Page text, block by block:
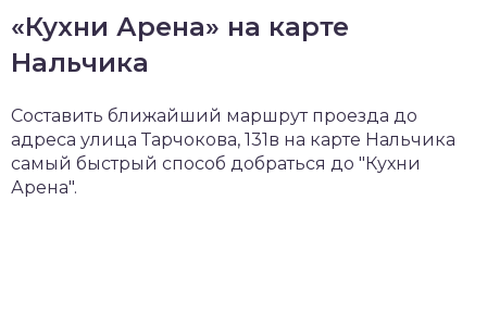
«Кухни Арена» на карте
Нальчика
Составить ближайший маршрут проезда до
адреса улица Тарчокова, 131в на карте Нальчика
самый быстрый способ добраться до "Кухни
Арена".